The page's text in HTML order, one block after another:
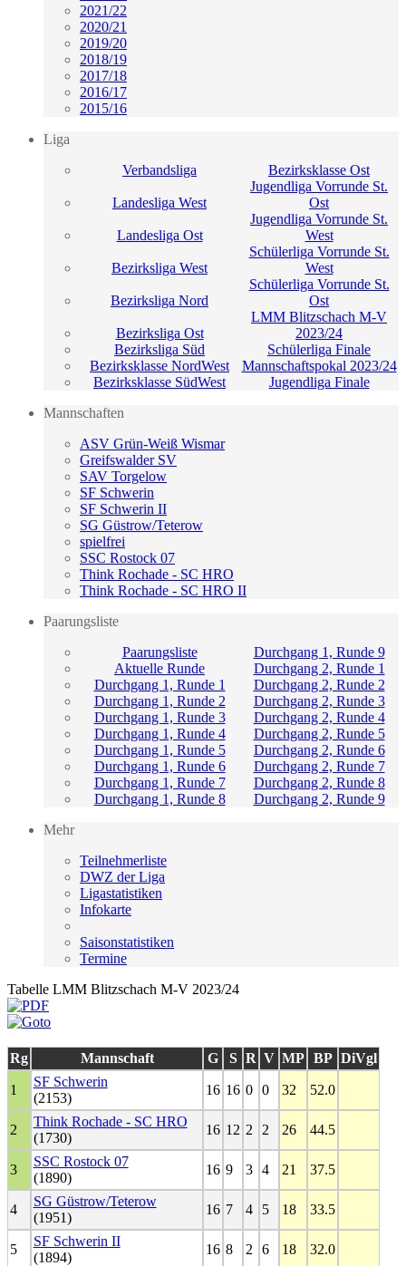
2021/22
2020/21
2019/20
2018/19
2017/18
2016/17
2015/16
Liga
Verbandsliga
Bezirksklasse Ost
Landesliga West
Jugendliga Vorrunde St.
Ost
Landesliga Ost
Jugendliga Vorrunde St.
West
Bezirksliga West
Schülerliga Vorrunde St.
West
Bezirksliga Nord
Schülerliga Vorrunde St.
Ost
Bezirksliga Ost
LMM Blitzschach M-V
2023/24
Bezirksliga Süd
Schülerliga Finale
Bezirksklasse NordWest
Mannschaftspokal 2023/24
Bezirksklasse SüdWest
Jugendliga Finale
Mannschaften
ASV Grün-Weiß Wismar
Greifswalder SV
SAV Torgelow
SF Schwerin
SF Schwerin II
SG Güstrow/Teterow
spielfrei
SSC Rostock 07
Think Rochade - SC HRO
Think Rochade - SC HRO II
Paarungsliste
Paarungsliste
Durchgang 1, Runde 9
Aktuelle Runde
Durchgang 2, Runde 1
Durchgang 1, Runde 1
Durchgang 2, Runde 2
Durchgang 1, Runde 2
Durchgang 2, Runde 3
Durchgang 1, Runde 3
Durchgang 2, Runde 4
Durchgang 1, Runde 4
Durchgang 2, Runde 5
Durchgang 1, Runde 5
Durchgang 2, Runde 6
Durchgang 1, Runde 6
Durchgang 2, Runde 7
Durchgang 1, Runde 7
Durchgang 2, Runde 8
Durchgang 1, Runde 8
Durchgang 2, Runde 9
Mehr
Teilnehmerliste
DWZ der Liga
Ligastatistiken
Infokarte
Saisonstatistiken
Termine
Tabelle LMM Blitzschach M-V 2023/24
Rg Mannschaft G S R V MP BP DiVgl
1
SF Schwerin
(2153)
16 16 0 0 32 52.0
2
Think Rochade - SC HRO
(1730)
16 12 2 2 26 44.5
3
SSC Rostock 07
(1890)
16 9 3 4 21 37.5
4
SG Güstrow/Teterow
(1951)
16 7 4 5 18 33.5
5
SF Schwerin II
(1894)
16 8 2 6 18 32.0